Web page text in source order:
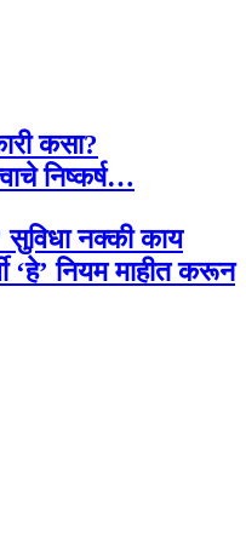
कसा?
निष्कर्ष…
सुविधा नक्की काय
‘हे’ नियम माहीत करून